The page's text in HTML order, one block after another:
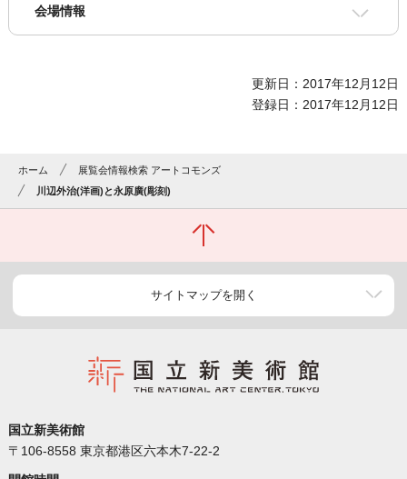
会場情報
更新日：2017年12月12日
登録日：2017年12月12日
ホーム
展覧会情報検索 アートコモンズ
川辺外治(洋画)と永原廣(彫刻)
サイトマップを開く
国立新美術館
〒106-8558 東京都港区六本木7-22-2